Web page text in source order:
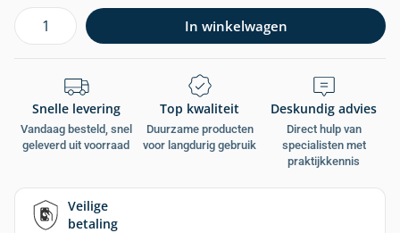
In winkelwagen
Snelle levering
Vandaag besteld, snel
geleverd uit voorraad
Top kwaliteit
Duurzame producten
voor langdurig gebruik
Deskundig advies
Direct hulp van
specialisten met
praktijkkennis
Veilige
betaling